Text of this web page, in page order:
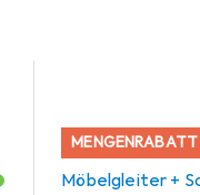
MENGENRABATT
Möbelgleiter +